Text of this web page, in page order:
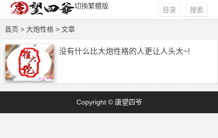
切換繁體版 搜索
目录
首页 > 大炮性格 > 文章
没有什么比大炮性格的人更让人头大~!
Copyright © 唐望四爷